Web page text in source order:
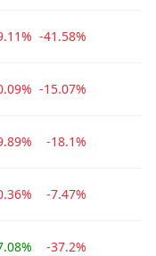
-41.58%
-15.07%
-18.1%
-7.47%
-37.2%